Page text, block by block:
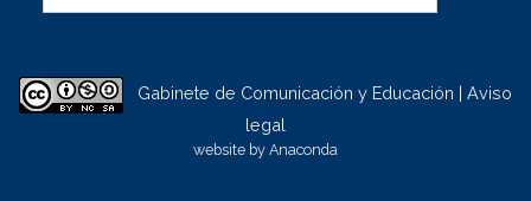
Gabinete de Comunicación y Educación | Aviso
legal
website by Anaconda